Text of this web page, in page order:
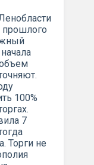
прошлого
100%
7
Торги не